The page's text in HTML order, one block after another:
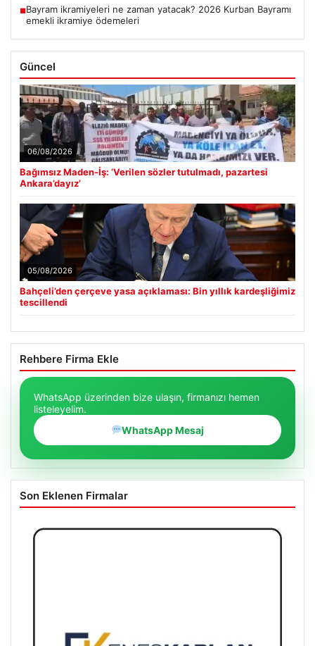
■Bayram ikramiyeleri ne zaman yatacak? 2026 Kurban Bayramı
emekli ikramiye ödemeleri
Güncel
06/08/2026
Bağımsız Maden-İş: ‘Verilen sözler tutulmadı, pazartesi
Ankara’dayız’
05/08/2026
Bahçeli’den çerçeve yasa açıklaması: Bin yıllık kardeşliğimiz
tescillendi
Rehbere Firma Ekle
WhatsApp üzerinden bize ulaşın, firmanızı hemen
listeleyelim.
WhatsApp Mesaj
Son Eklenen Firmalar